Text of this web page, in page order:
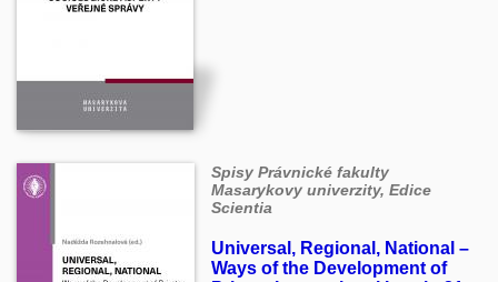
Spisy Právnické fakulty
Masarykovy univerzity, Edice
Scientia
Universal, Regional, National –
Ways of the Development of